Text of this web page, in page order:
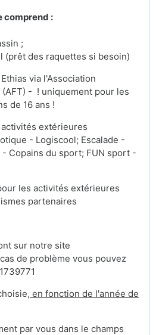
comprend :
;
(prêt des raquettes si besoin)
via l'Association
- ! uniquement pour les
de 16 ans !
extérieures
- Logiscool; Escalade -
Copains du sport; FUN sport -
les activités extérieures
partenaires
sur notre site
de problème vous pouvez
en fonction de l'année de
par vous dans le champs